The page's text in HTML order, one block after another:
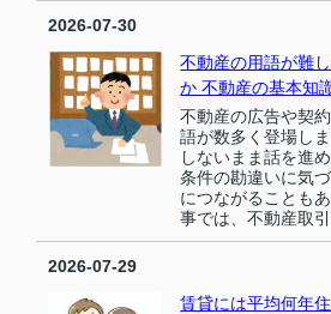
2026-07-30
不動産の用語が難
か 不動産の基本知
不動産の広告や契
語が数多く登場し
しないまま話を進
条件の勘違いに気
につながることも
事では、不動産取引
2026-07-29
賃貸には平均何年